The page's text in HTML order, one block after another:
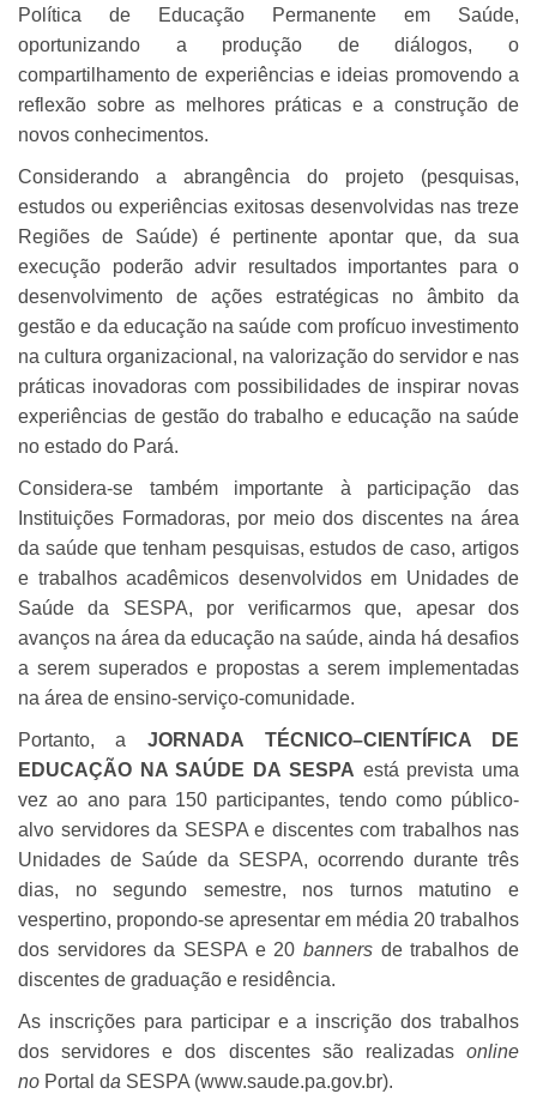
Política de Educação Permanente em Saúde,
oportunizando a produção de diálogos, o
compartilhamento de experiências e ideias promovendo a
reflexão sobre as melhores práticas e a construção de
novos conhecimentos.
Considerando a abrangência do projeto (pesquisas,
estudos ou experiências exitosas desenvolvidas nas treze
Regiões de Saúde) é pertinente apontar que, da sua
execução poderão advir resultados importantes para o
desenvolvimento de ações estratégicas no âmbito da
gestão e da educação na saúde com profícuo investimento
na cultura organizacional, na valorização do servidor e nas
práticas inovadoras com possibilidades de inspirar novas
experiências de gestão do trabalho e educação na saúde
no estado do Pará.
Considera-se também importante à participação das
Instituições Formadoras, por meio dos discentes na área
da saúde que tenham pesquisas, estudos de caso, artigos
e trabalhos acadêmicos desenvolvidos em Unidades de
Saúde da SESPA, por verificarmos que, apesar dos
avanços na área da educação na saúde, ainda há desafios
a serem superados e propostas a serem implementadas
na área de ensino-serviço-comunidade.
Portanto, a JORNADA
TÉCNICO–CIENTÍFICA DE
EDUCAÇÃO NA SAÚDE DA SESPA está prevista uma
vez ao ano para 150 participantes, tendo como público-
alvo servidores da SESPA e discentes com trabalhos nas
Unidades de Saúde da SESPA, ocorrendo durante três
dias, no segundo semestre, nos turnos matutino e
vespertino, propondo-se apresentar em média 20 trabalhos
dos servidores da SESPA e 20 banners de trabalhos de
discentes de graduação e residência.
As inscrições para participar e a inscrição dos trabalhos
dos servidores e dos discentes são realizadas online
no Portal da SESPA (www.saude.pa.gov.br).